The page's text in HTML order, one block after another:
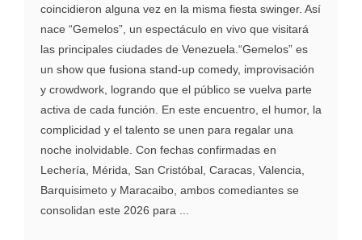
coincidieron alguna vez en la misma fiesta swinger. Así
nace “Gemelos”, un espectáculo en vivo que visitará
las principales ciudades de Venezuela.“Gemelos” es
un show que fusiona stand-up comedy, improvisación
y crowdwork, logrando que el público se vuelva parte
activa de cada función. En este encuentro, el humor, la
complicidad y el talento se unen para regalar una
noche inolvidable. Con fechas confirmadas en
Lechería, Mérida, San Cristóbal, Caracas, Valencia,
Barquisimeto y Maracaibo, ambos comediantes se
consolidan este 2026 para ...